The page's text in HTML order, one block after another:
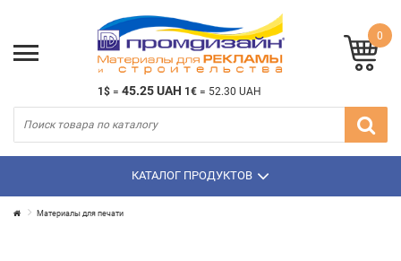
1$ = 45.25 UAH 1€ = 52.30 UAH
0
КАТАЛОГ ПРОДУКТОВ
Материалы для печати